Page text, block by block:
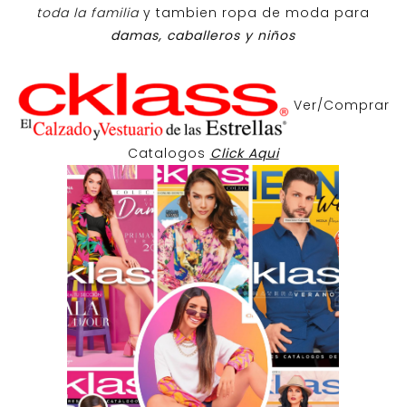
toda la familiay tambien ropa de moda para
damas, caballeros y niños
Ver/Comprar
Catalogos Click Aqui